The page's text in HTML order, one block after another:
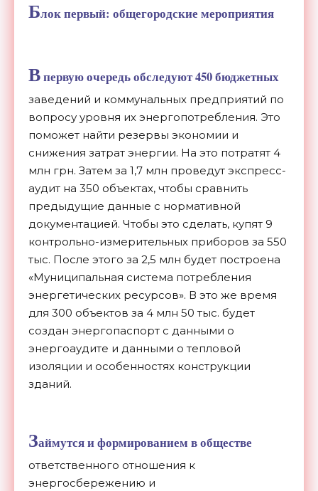
Блок первый: общегородские мероприятия
Впервую очередь обследуют 450 бюджетных
заведений и коммунальных предприятий по
вопросу уровня их энергопотребления. Это
поможет найти резервы экономии и
снижения затрат энергии. На это потратят 4
млн грн. Затем за 1,7 млн проведут экспресс-
аудит на 350 объектах, чтобы сравнить
предыдущие данные с нормативной
документацией. Чтобы это сделать, купят 9
контрольно-измерительных приборов за 550
тыс. После этого за 2,5 млн будет построена
«Муниципальная система потребления
энергетических ресурсов». В это же время
для 300 объектов за 4 млн 50 тыс. будет
создан энергопаспорт с данными о
энергоаудите и данными о тепловой
изоляции и особенностях конструкции
зданий.
Займутся и формированием в обществе
ответственного отношения к
энергосбережению и